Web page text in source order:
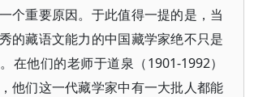
个重要原因。于此值得一提的是，当
的藏语文能力的中国藏学家绝不只是
在他们的老师于道泉（1901-1992）
他们这一代藏学家中有一大批人都能